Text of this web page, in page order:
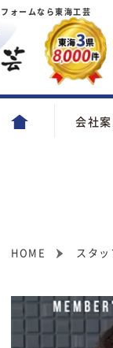
ォームなら東海工芸
会社案
HOME スタッ